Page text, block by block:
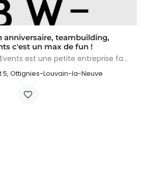
anniversaire, teambuilding,
c'est un max de fun !
Fondée en 2017, BW-Events est une petite entreprise familiale spécialisée dans l’événementiel et le…
5, Ottignies-Louvain-la-Neuve